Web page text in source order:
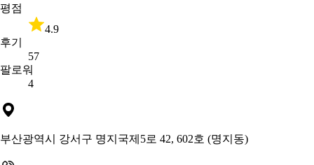
평점
4.9
후기
57
팔로워
4
부산광역시 강서구 명지국제5로 42, 602호 (명지동)